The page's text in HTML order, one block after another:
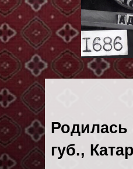
Родилась
губ.,